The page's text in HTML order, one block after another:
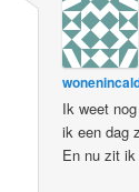
Ik weet
ik een dag
En nu zit